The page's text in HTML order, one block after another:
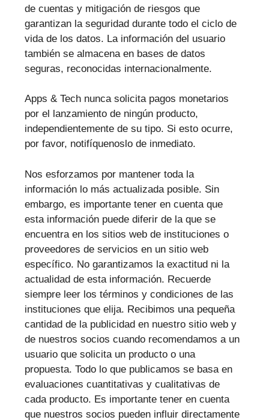
de cuentas y mitigación de riesgos que
garantizan la seguridad durante todo el ciclo de
vida de los datos. La información del usuario
también se almacena en bases de datos
seguras, reconocidas internacionalmente.
Apps & Tech nunca solicita pagos monetarios
por el lanzamiento de ningún producto,
independientemente de su tipo. Si esto ocurre,
por favor, notifíquenoslo de inmediato.
Nos esforzamos por mantener toda la
información lo más actualizada posible. Sin
embargo, es importante tener en cuenta que
esta información puede diferir de la que se
encuentra en los sitios web de instituciones o
proveedores de servicios en un sitio web
específico. No garantizamos la exactitud ni la
actualidad de esta información. Recuerde
siempre leer los términos y condiciones de las
instituciones que elija. Recibimos una pequeña
cantidad de la publicidad en nuestro sitio web y
de nuestros socios cuando recomendamos a un
usuario que solicita un producto o una
propuesta. Todo lo que publicamos se basa en
evaluaciones cuantitativas y cualitativas de
cada producto. Es importante tener en cuenta
que nuestros socios pueden influir directamente